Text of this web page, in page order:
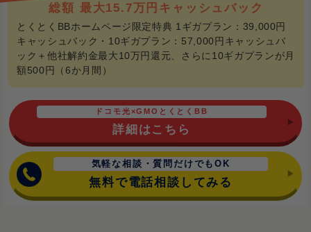
総額 最大15.7万円キャッシュバック
とくとくBBホームページ限定特典 1ギガプラン：39,000円
キャッシュバック・10ギガプラン：57,000円キャッシュバ
ック＋他社解約金最大10万円還元、さらに10ギガプランが月
額500円（6か月間）
ドコモ光×GMOとくとくBB
詳細はこちら
気軽な相談・質問だけでもOK
無料で電話相談してみる